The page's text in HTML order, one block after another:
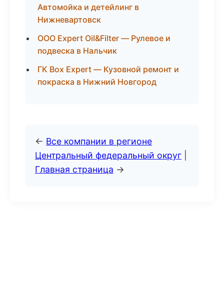
Автомойка и детейлинг в
Нижневартовск
ООО Expert Oil&Filter — Рулевое и
подвеска в Нальчик
ГК Box Expert — Кузовной ремонт и
покраска в Нижний Новгород
← Все компании в регионе
Центральный федеральный округ
Главная страница →